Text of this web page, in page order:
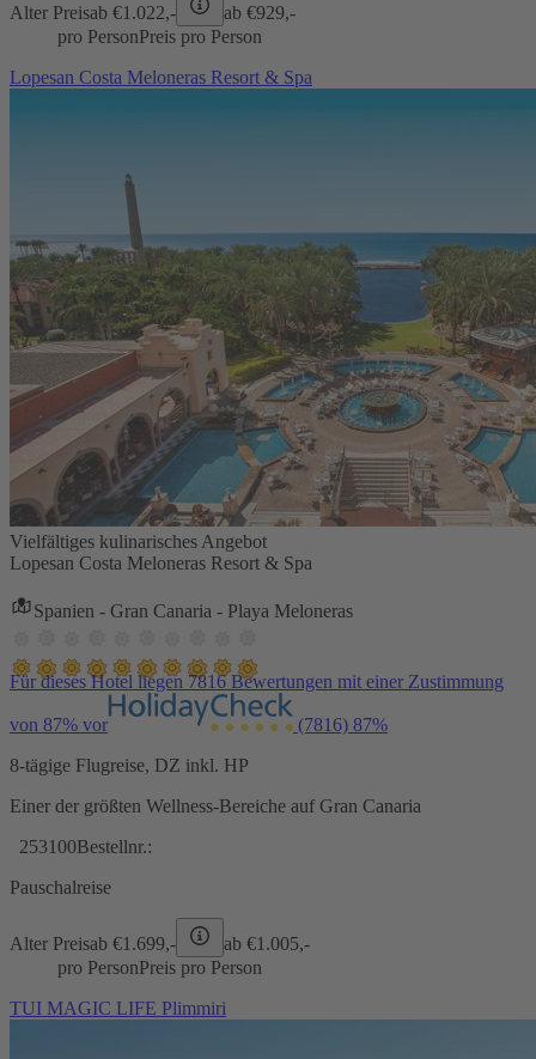
Alter Preisab €1.022,- ab €929,-
pro PersonPreis pro Person
Lopesan Costa Meloneras Resort & Spa
Vielfältiges kulinarisches Angebot
Lopesan Costa Meloneras Resort & Spa
Spanien - Gran Canaria - Playa Meloneras
Für dieses Hotel liegen 7816 Bewertungen mit einer Zustimmung
von 87% vor (7816) 87%
8-tägige Flugreise, DZ inkl. HP
Einer der größten Wellness-Bereiche auf Gran Canaria
253100Bestellnr.:
Pauschalreise
Alter Preisab €1.699,- ab €1.005,-
pro PersonPreis pro Person
TUI MAGIC LIFE Plimmiri